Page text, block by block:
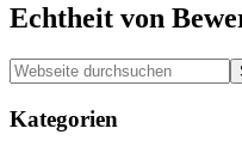
Echtheit von
Haupt-
Sidebar
Webseite
durchsuchen
Kategorien